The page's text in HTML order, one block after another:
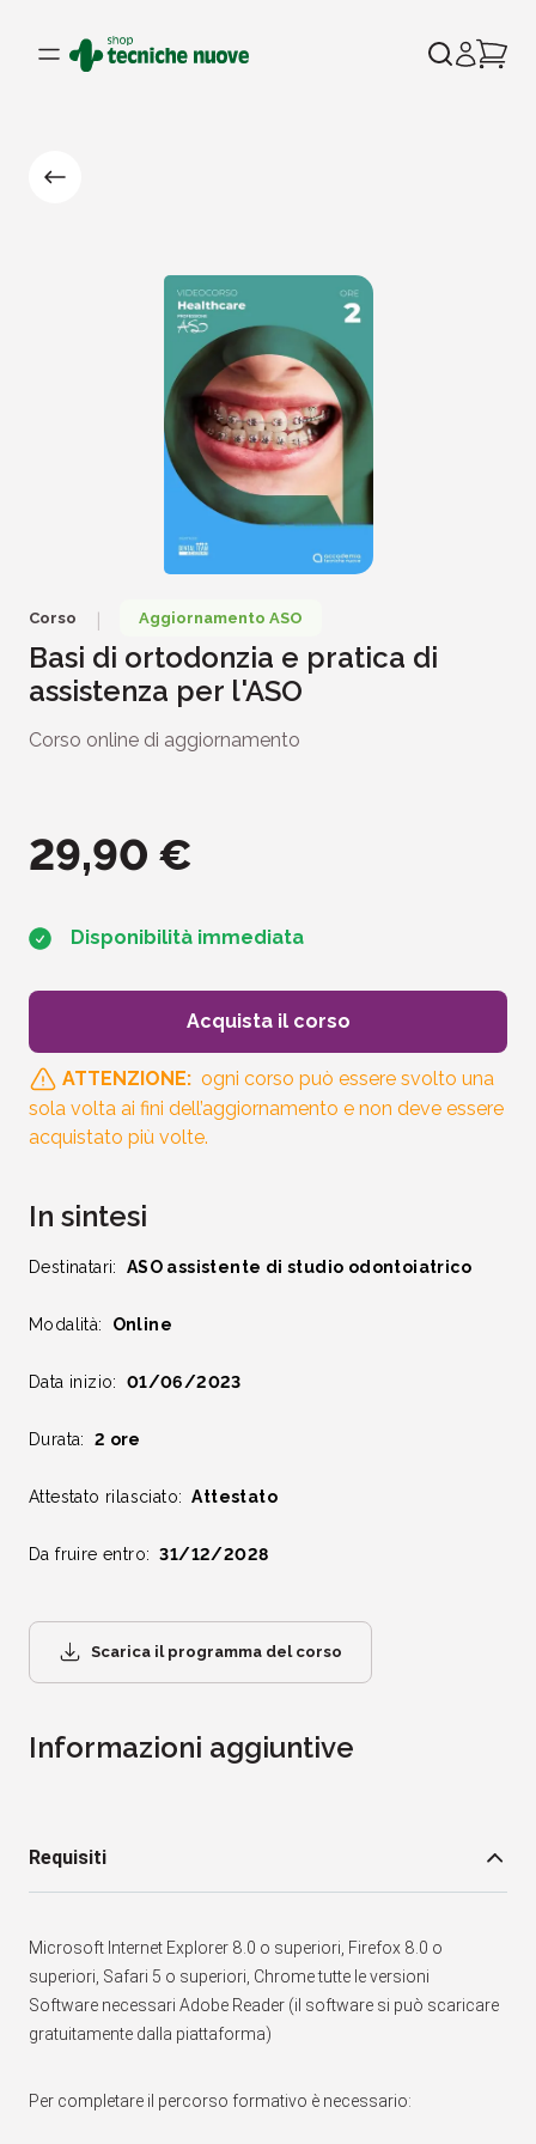
Corso Aggiornamento ASO
Basi di ortodonzia e pratica di
assistenza per l'ASO
Corso online di aggiornamento
29,90 €
Disponibilità immediata
Acquista il corso
ATTENZIONE: ogni corso può essere svolto una
sola volta ai fini dell’aggiornamento e non deve essere
acquistato più volte.
In sintesi
Destinatari: ASO assistente di studio odontoiatrico
Modalità: Online
Data inizio: 01/06/2023
Durata: 2 ore
Attestato rilasciato: Attestato
Da fruire entro: 31/12/2028
Scarica il programma del corso
Informazioni aggiuntive
Requisiti
Microsoft Internet Explorer 8.0 o superiori, Firefox 8.0 o
superiori, Safari 5 o superiori, Chrome tutte le versioni
Software necessari Adobe Reader (il software si può scaricare
gratuitamente dalla piattaforma)
Per completare il percorso formativo è necessario: